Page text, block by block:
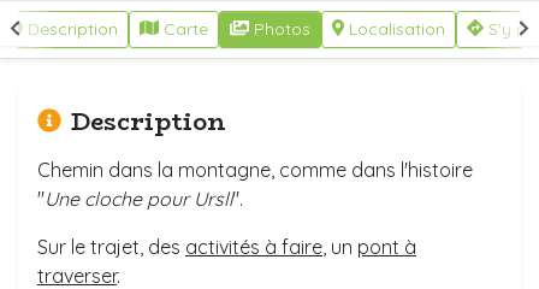
Description Carte Photos Localisation S'y
Description
Chemin dans la montagne, comme dans l'histoire
"Une cloche pour Ursli".
Sur le trajet, des activités à faire , un pont à
traverser.